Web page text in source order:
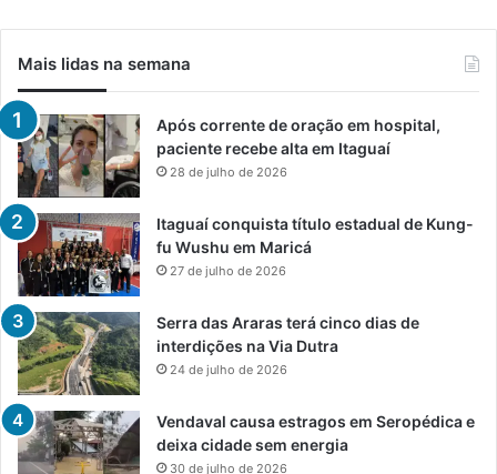
Mais lidas na semana
Após corrente de oração em hospital,
paciente recebe alta em Itaguaí
28 de julho de 2026
Itaguaí conquista título estadual de Kung-
fu Wushu em Maricá
27 de julho de 2026
Serra das Araras terá cinco dias de
interdições na Via Dutra
24 de julho de 2026
Vendaval causa estragos em Seropédica e
deixa cidade sem energia
30 de julho de 2026